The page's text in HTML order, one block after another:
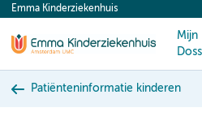
content
Emma Kinderziekenhuis
Mijn
Patiënteninformatie kinderen